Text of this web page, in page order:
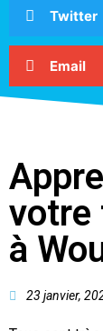
Twitter
Email
votre
à
23 janvier,